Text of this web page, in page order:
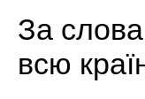
За
всю